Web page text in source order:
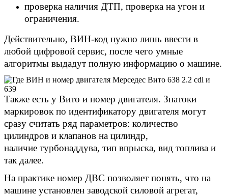
проверка наличия ДТП, проверка на угон и
ограничения.
Действительно, ВИН-код нужно лишь ввести в
любой цифровой сервис, после чего умные
алгоритмы выдадут полную информацию о машине.
Также есть у Вито и номер двигателя. Знатоки
маркировок по идентификатору двигателя могут
сразу считать ряд параметров: количество
цилиндров и клапанов на цилиндр,
наличие турбонаддува, тип впрыска, вид топлива и
так далее.
На практике номер ДВС позволяет понять, что на
машине установлен заводской силовой агрегат,